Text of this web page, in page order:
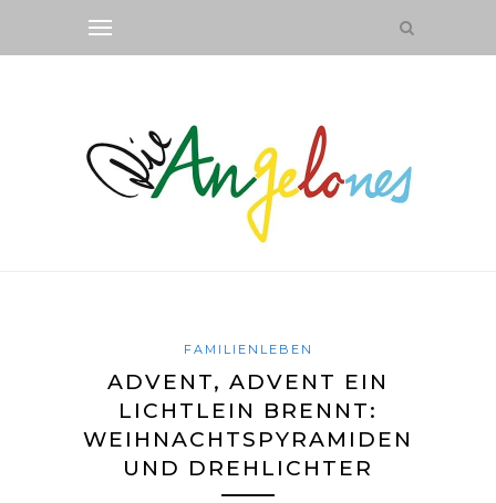
FAMILIENLEBEN
ADVENT, ADVENT EIN
LICHTLEIN BRENNT:
WEIHNACHTSPYRAMIDEN
UND DREHLICHTER